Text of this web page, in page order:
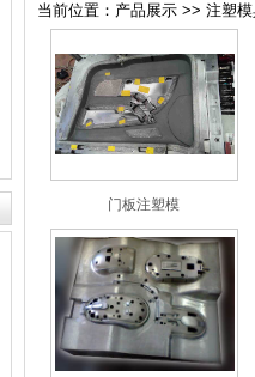
当前位置：产品展示 >> 注塑
门板注塑模